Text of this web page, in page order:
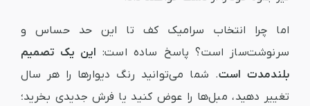
اما چرا انتخاب سرامیک کف تا این حد حساس و
سرنوشت‌ساز است؟ پاسخ ساده است: این یک تصمیم
بلندمدت است. شما می‌توانید رنگ دیوارها را هر سال
تغییر دهید، مبل‌ها را عوض کنید یا فرش جدیدی بخرید؛